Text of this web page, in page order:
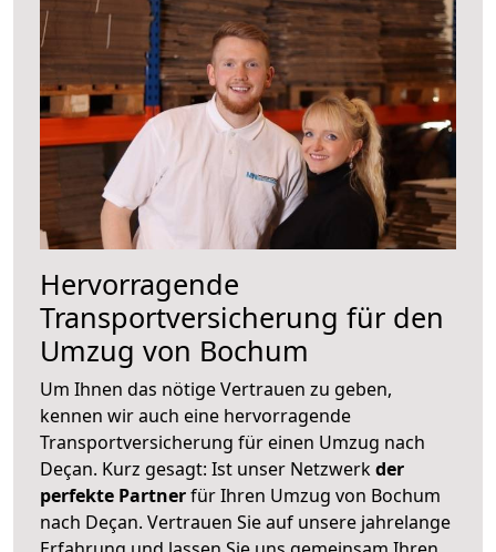
Hervorragende
Transportversicherung für den
Umzug von Bochum
Um Ihnen das nötige Vertrauen zu geben,
kennen wir auch eine hervorragende
Transportversicherung für einen Umzug nach
Deçan. Kurz gesagt: Ist unser Netzwerkder
perfekte Partnerfür Ihren Umzug von Bochum
nach Deçan. Vertrauen Sie auf unsere jahrelange